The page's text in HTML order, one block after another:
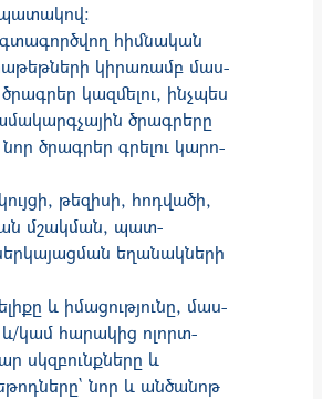
հիմնական
կիրառամբ մաս­
կազմելու, ինչպես
ծրագրե­րը
ծրագրեր գրելու կա­րո­
թեզիսի, հոդ­վա­ծի,
մշակման, պատ­
եղա­նակ­ների
և իմա­ցությունը, մաս­
կամ հարակից ո­լորտ­­­
սկզ­բունքները և
նոր և ան­ծանոթ